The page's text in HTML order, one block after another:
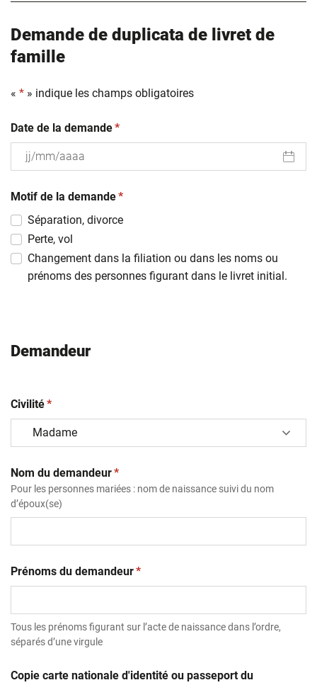
Demande de duplicata de livret de
famille
« * » indique les champs obligatoires
Date de la demande(obligatoire)
*
slash
MM
slash
AAAA
Motif de la demande(obligatoire)
*
Séparation, divorce
Perte, vol
Changement dans la filiation ou dans les noms ou
prénoms des personnes figurant dans le livret initial.
Demandeur
Civilité(obligatoire)
*
Nom du demandeur(obligatoire)
*
Pour les personnes mariées : nom de naissance suivi du nom
d’époux(se)
Prénoms du demandeur(obligatoire)
*
Tous les prénoms figurant sur l’acte de naissance dans l’ordre,
séparés d’une virgule
Copie carte nationale d'identité ou passeport du